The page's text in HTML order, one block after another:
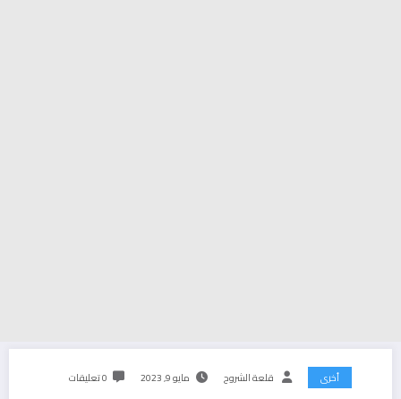
أخرى قلعة الشروح مايو 9, 2023 0 تعليقات